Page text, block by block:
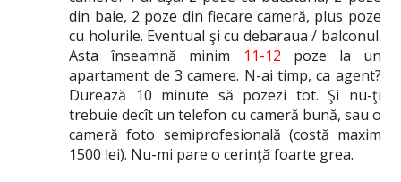
din baie, 2 poze din fiecare cameră, plus poze
cu holurile. Eventual şi cu debaraua / balconul.
Asta înseamnă minim
11-12 poze la un
apartament de 3 camere. N-ai timp, ca agent?
Durează 10 minute să pozezi tot. Şi nu-ţi
trebuie decît un telefon cu cameră bună, sau o
cameră foto semiprofesională (costă maxim
1500 lei). Nu-mi pare o cerinţă foarte grea.